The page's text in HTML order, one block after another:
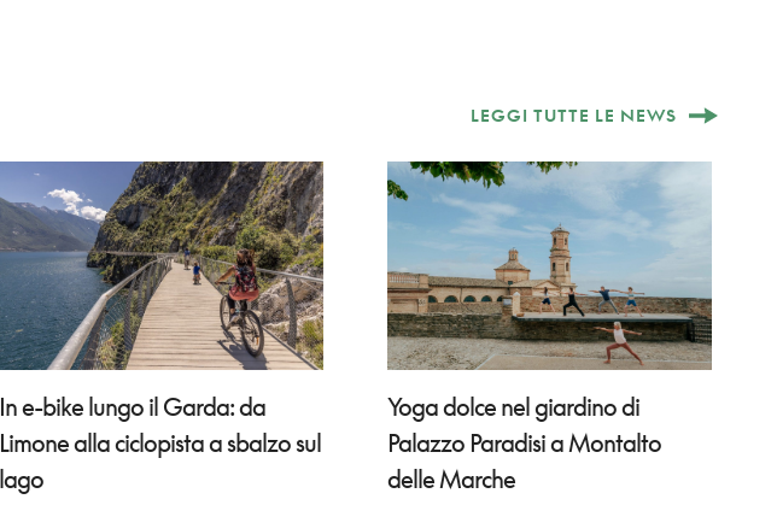
LEGGI TUTTE LE NEWS
In e-bike lungo il Garda: da
Limone alla ciclopista a sbalzo sul
lago
Yoga dolce nel giardino di
Palazzo Paradisi a Montalto
delle Marche